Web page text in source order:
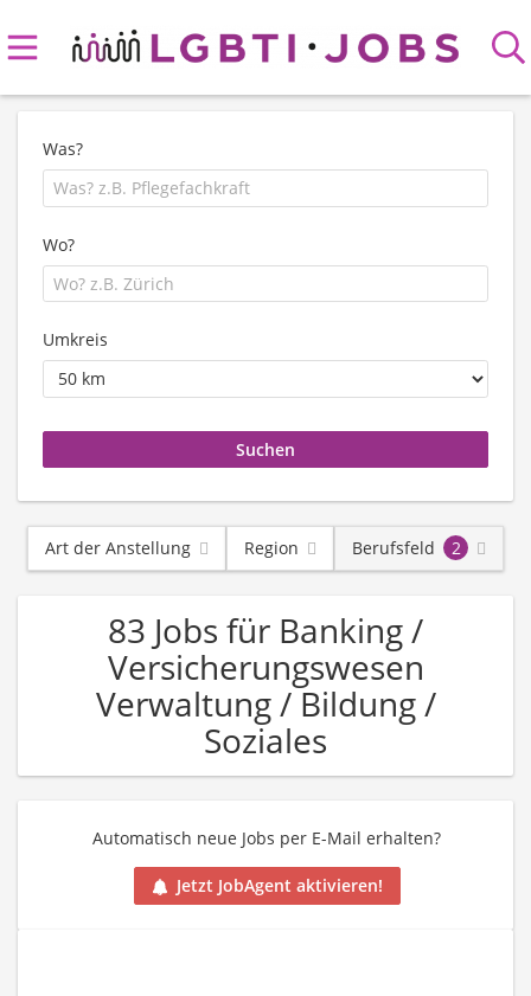
Was?
Wo?
Umkreis
Art der Anstellung Region Berufsfeld 2
83 Jobs für Banking /
Versicherungswesen
Verwaltung / Bildung /
Soziales
Automatisch neue Jobs per E-Mail erhalten?
Jetzt JobAgent aktivieren!